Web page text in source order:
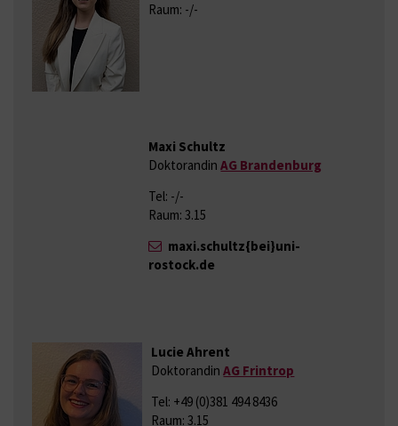
Raum: -/-
Maxi Schultz
DoktorandinAG Brandenburg
Tel: -/-
Raum: 3.15
maxi.schultz{bei}uni-
rostock.de
Lucie Ahrent
DoktorandinAG Frintrop
Tel: +49 (0)381 494 8436
Raum: 3.15